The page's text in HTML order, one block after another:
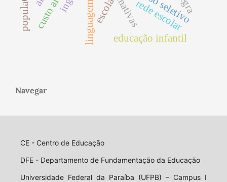
rede escolar
educação infantil
escola
Navegar
CE - Centro de Educação
DFE - Departamento de Fundamentação da Educação
Universidade Federal da Paraíba (UFPB) – Campus I